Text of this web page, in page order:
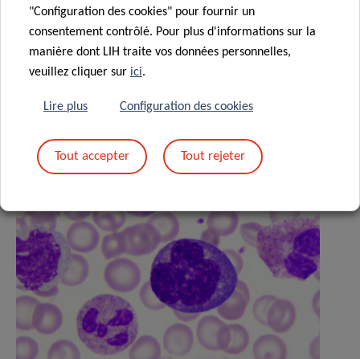
Actualités associées
"Configuration des cookies" pour fournir un
consentement contrôlé. Pour plus d'informations sur la
manière dont LIH traite vos données personnelles,
veuillez cliquer sur ici.
Lire plus Configuration des cookies
Tout accepter Tout rejeter